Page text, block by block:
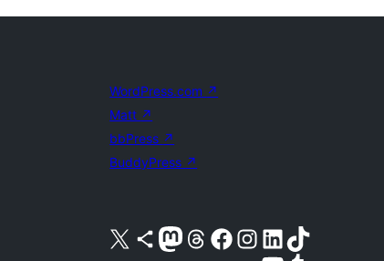
WordPress.com ↗
Matt ↗
bbPress ↗
BuddyPress ↗
Acessar nossa conta do X (antigo Twitter)
Acessar nossa conta do Bluesky
Acessar nossa conta do Mastodon
Acessar nossa conta do Threads
Acessar nossa página do Facebook
Acessar nossa conta do Instagram
Acessar nossa conta do LinkedIn
Acessar nossa conta do TikTok